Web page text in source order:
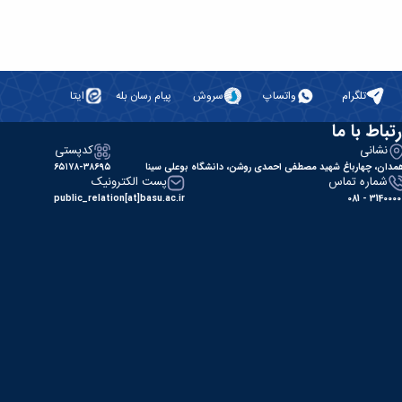
تلگرام واتساپ سروش پیام رسان بله ایتا
با ما
نشانی
چهارباغ شهید مصطفی احمدی روشن، دانشگاه بوعلی سینا
کدپستی
۶۵۱۷۸-۳۸۶۹۵
شماره تماس
31400000 -
پست الکترونیک
public_relation[at]basu.ac.ir